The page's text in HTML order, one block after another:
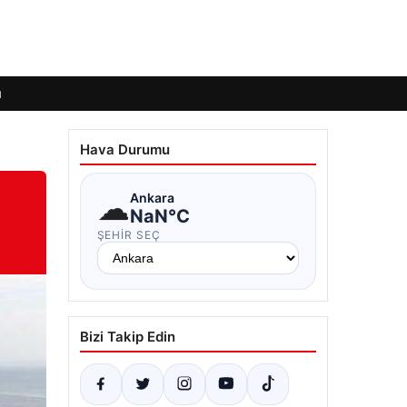
Hava Durumu
☁Ankara
NaN°C
ŞEHIR SEÇ
Bizi Takip Edin